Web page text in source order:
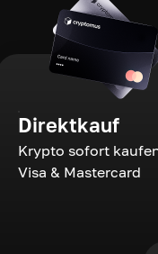
Direktkauf
Krypto sofort
Visa & Mastercard